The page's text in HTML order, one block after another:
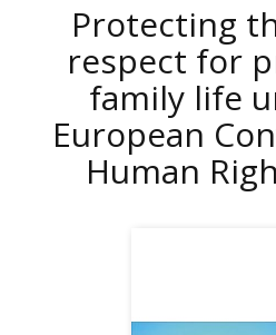
Protecting
respect for
family life
European
Human